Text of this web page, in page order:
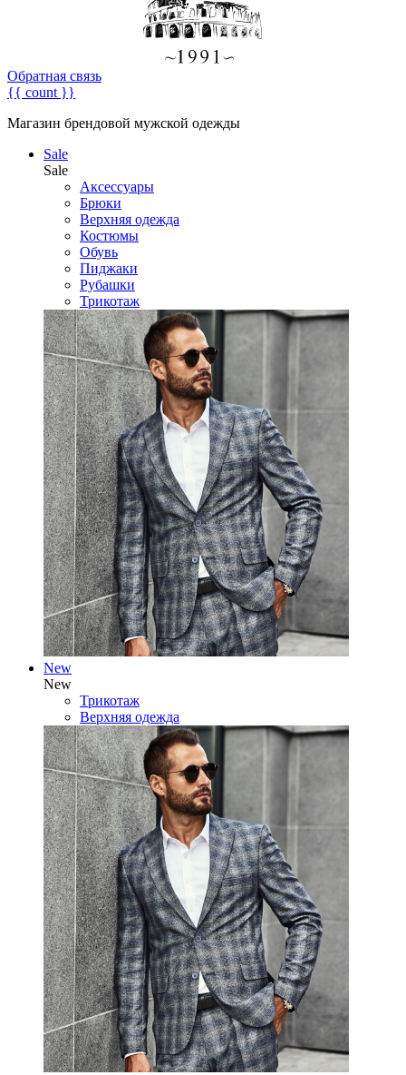
Обратная связь
{{ count }}
Магазин брендовой мужской одежды
Sale
Sale
Аксессуары
Брюки
Верхняя одежда
Костюмы
Обувь
Пиджаки
Рубашки
Трикотаж
New
New
Трикотаж
Верхняя одежда